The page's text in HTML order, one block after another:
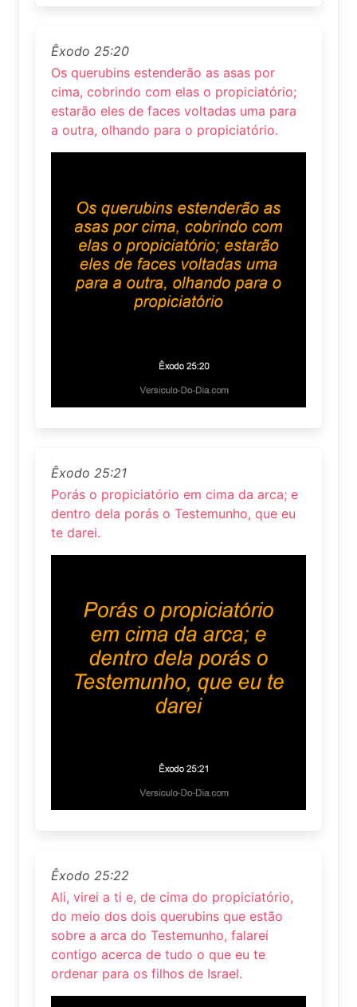
Êxodo 25:20
Os querubins estenderão as asas por
cima, cobrindo com elas o propiciatório;
estarão eles de faces voltadas uma para
a outra, olhando para o propiciatório.
Êxodo 25:21
Porás o propiciatório em cima da arca; e
dentro dela porás o Testemunho, que eu
te darei.
Êxodo 25:22
Ali, virei a ti e, de cima do propiciatório,
do meio dos dois querubins que estão
sobre a arca do Testemunho, falarei
contigo acerca de tudo o que eu te
ordenar para os filhos de Israel.